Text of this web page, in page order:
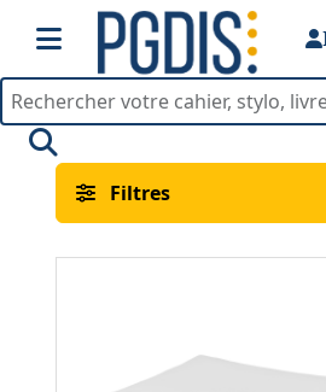
Mobilier
Filtres